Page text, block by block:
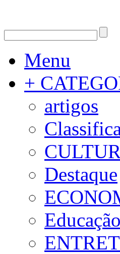
Menu
+
artigos
Destaque
Educação